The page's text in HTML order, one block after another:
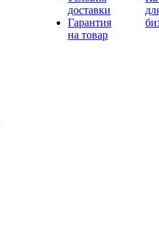
доставки
Гарантия
на товар